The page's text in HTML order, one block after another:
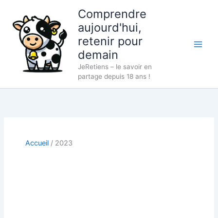
contenu
Comprendre
aujourd'hui,
retenir pour
demain
JeRetiens – le savoir en
partage depuis 18 ans !
Accueil 2023